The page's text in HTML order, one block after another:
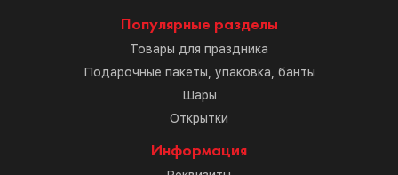
Популярные разделы
Товары для праздника
Подарочные пакеты, упаковка, банты
Шары
Открытки
Информация